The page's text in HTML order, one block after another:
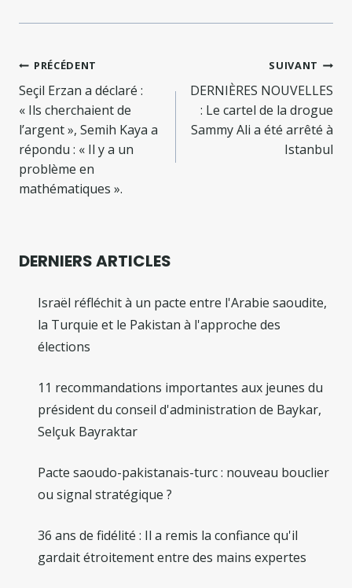
Navigation
de
l’article
PRÉCÉDENT
Seçil Erzan a déclaré :
« Ils cherchaient de
l’argent », Semih Kaya a
répondu : « Il y a un
problème en
mathématiques ».
SUIVANT
DERNIÈRES NOUVELLES
: Le cartel de la drogue
Sammy Ali a été arrêté à
Istanbul
DERNIERS ARTICLES
Israël réfléchit à un pacte entre l'Arabie saoudite,
la Turquie et le Pakistan à l'approche des
élections
11 recommandations importantes aux jeunes du
président du conseil d'administration de Baykar,
Selçuk Bayraktar
Pacte saoudo-pakistanais-turc : nouveau bouclier
ou signal stratégique ?
36 ans de fidélité : Il a remis la confiance qu'il
gardait étroitement entre des mains expertes